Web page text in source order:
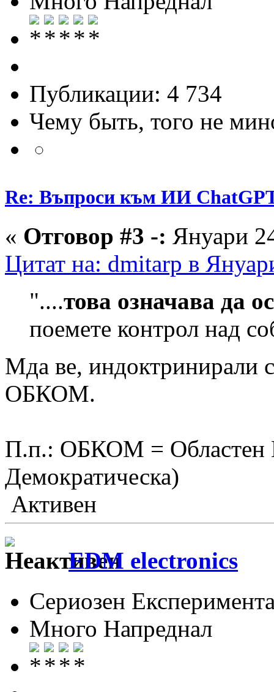
Публикации: 4 734
Чему быть, того не
Re: Въпроси към ИИ
« Отговор #3 -: Януари
Цитат на: dmitarp в
"....това означава да
поемете контрол над
Мда ве, индоктринирали
ОБКОМ.
П.п.: ОБКОМ = Областен
Демократическа)
Активен
EDM electronics
Сериозен
Много Напреднал